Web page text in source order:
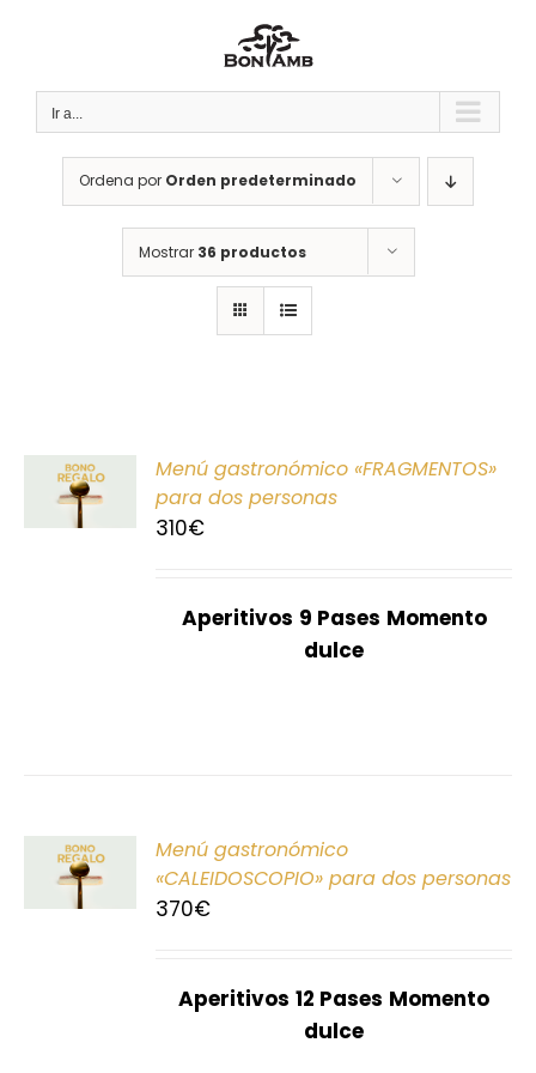
Ir a...
Ordena por Orden predeterminado
Mostrar 36 productos
Menú gastronómico «FRAGMENTOS»
para dos personas
310€
Aperitivos 9 Pases Momento
dulce
Menú gastronómico
«CALEIDOSCOPIO» para dos personas
370€
Aperitivos 12 Pases Momento
dulce